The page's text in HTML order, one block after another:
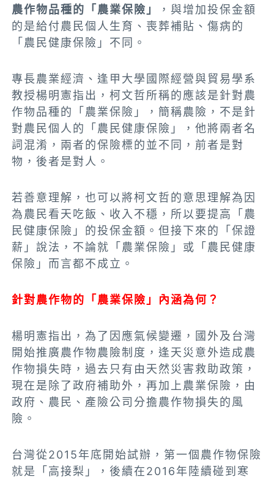
農作物品種的「農業保險」
，與增加投保金額
的是給付農民個人生育、喪葬補貼、傷病的
「農民健康保險」不同。
專長農業經濟、逢甲大學國際經營與貿易學系
教授楊明憲指出，柯文哲所稱的應該是針對農
作物品種的「農業保險」，簡稱農險，不是針
對農民個人的「農民健康保險」，他將兩者名
詞混淆，兩者的保險標的並不同，前者是對
物，後者是對人。
若善意理解，也可以將柯文哲的意思理解為因
為農民看天吃飯、收入不穩，所以要提高「農
民健康保險」的投保金額。但接下來的「保證
薪」說法，不論就「農業保險」或「農民健康
保險」而言都不成立。
針對農作物的「農業保險」內涵為何？
楊明憲指出，為了因應氣候變遷，國外及台灣
開始推廣農作物農險制度，逢天災意外造成農
作物損失時，過去只有由天然災害救助政策，
現在是除了政府補助外，再加上農業保險，由
政府、農民、產險公司分擔農作物損失的風
險。
台灣從2015年底開始試辦，第一個農作物保險
就是「高接梨」，後續在2016年陸續碰到寒